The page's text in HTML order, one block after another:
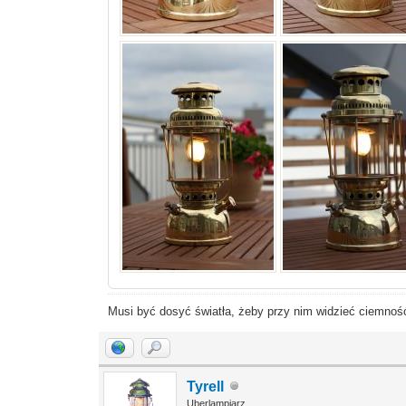
Musi być dosyć światła, żeby przy nim widzieć
Tyrell
Uberlampiarz